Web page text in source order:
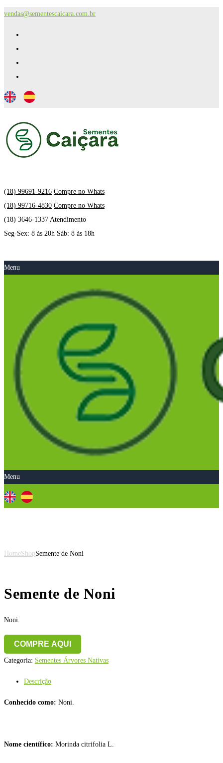
vendas@sementescaicara.com.br
(18) 99691-9216 Compre no Whats
(18) 99716-4830 Compre no Whats
(18) 3646-1337 Atendimento
Seg-Sex: 8 às 20h Sáb: 8 às 18h
Menu
Menu
HomeShopSemente de Noni
Semente de Noni
Noni.
COMPRE AQUI
Categoria: Sementes Árvores Nativas
Descrição
Conhecido como: Noni.
Nome científico: Morinda citrifolia L.